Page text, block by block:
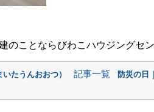
のことならびわこハウジングセ
たうんおおつ） 記事一覧 防災の日